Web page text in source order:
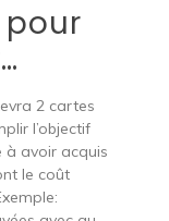
2 cartes
l’objectif
à avoir acquis
le coût